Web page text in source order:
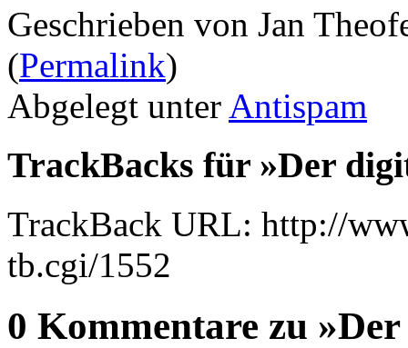
Geschrieben von Jan
(Permalink)
Abgelegt unter Antispam
TrackBacks für »Der
TrackBack URL: http://
tb.cgi/1552
0 Kommentare zu